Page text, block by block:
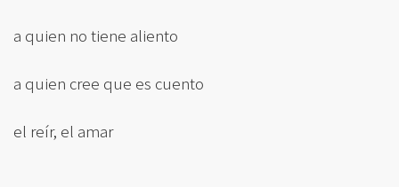
a quien no tiene aliento
a quien cree que es cuento
el reír, el amar